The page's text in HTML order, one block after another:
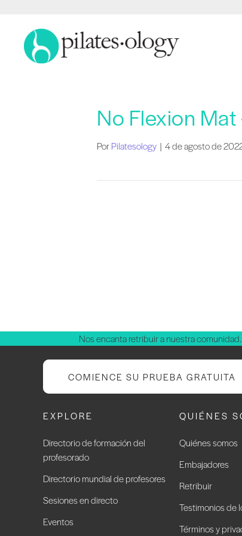
No Flexion
PorPilatesology | 4 de agosto de
Nos encanta retribuir a nuestra
COMIENCE SU PRUEBA GRATUITA
EXPLORE
Directorio de formación del
profesorado
Directorio mundial de profesores
Sesiones en directo
Eventos
QUIÉNES
Quiénes somos
Embajadores
Retribuir
Testimonios de
Términos y